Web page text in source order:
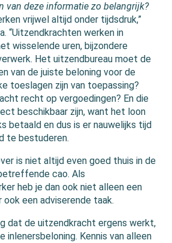
van deze informatie zo belangrijk?
vrijwel altijd onder tijdsdruk,”
“Uitzendkrachten werken in
wisselende uren, bijzondere
Het uitzendbureau moet de
van de juiste beloning voor de
toeslagen zijn van toepassing?
recht op vergoedingen? En die
beschikbaar zijn, want het loon
betaald en dus is er nauwelijks tijd
te bestuderen.
is niet altijd even goed thuis in de
cao. Als
heb je dan ook niet alleen een
een adviserende taak.
dat de uitzendkracht ergens werkt,
inlenersbeloning. Kennis van alleen